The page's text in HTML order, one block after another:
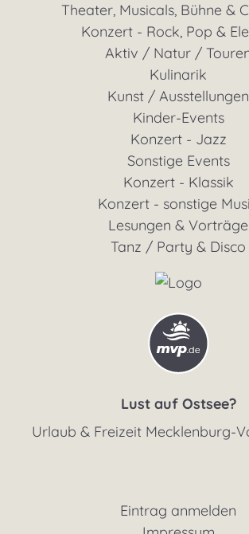
Theater, Musicals, Bühne &
Konzert - Rock, Pop &
Aktiv / Natur /
Kulinarik
Kunst / Ausstellungen
Kinder-Events
Konzert - Jazz
Sonstige Events
Konzert - Klassik
Konzert - sonstige
Lesungen & Vorträge
Tanz / Party & Disco
Lust auf Ostsee?
Urlaub & Freizeit Mecklenburg-
Eintrag anmelden